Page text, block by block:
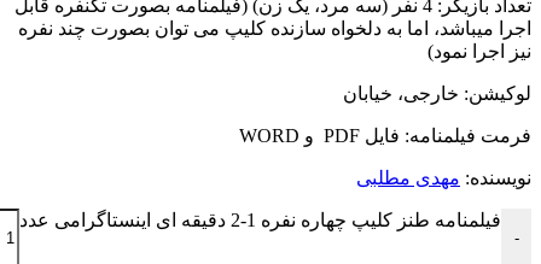
تعداد بازیگر: 4 نفر (سه مرد، یک زن) (فیلمنامه بصورت تکنفره قابل
اجرا میباشد، اما به دلخواه سازنده کلیپ می توان بصورت چند نفره
نیز اجرا نمود)
لوکیشن: خارجی، خیابان
فرمت فیلمنامه: فایل PDF و WORD
نویسنده: مهدی مطلبی
-
فیلمنامه طنز کلیپ چهاره نفره 1-2 دقیقه ای اینستاگرامی عدد